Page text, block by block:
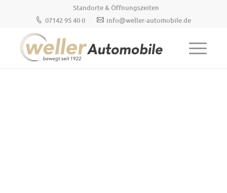
Standorte & Öffnungszeiten
07142 95 40 0
info@weller-automobile.de